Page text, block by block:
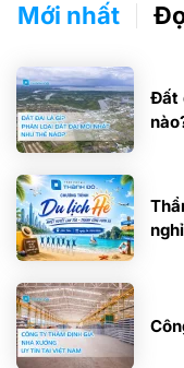
Mới nhất
Đất